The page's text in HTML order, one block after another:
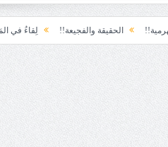
الحقيقة والفجيعة!! لِقاءُ في المَطَرِ!